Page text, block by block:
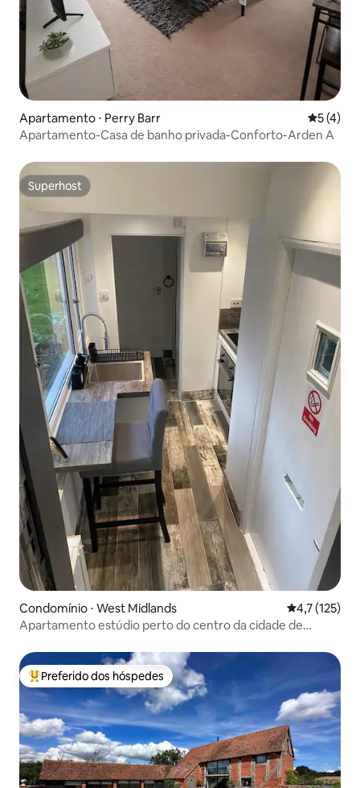
Apartamento ⋅ Perry Barr 5 de
5 (4)
Apartamento-Casa de banho privada-Conforto-Arden A
Superhost
Superhost
Condomínio ⋅ West Midlands 4,7 de uma
4,7 (125)
Apartamento estúdio perto do centro da cidade de
Entre os melhores preferidos dos hóspedes
Preferido dos hóspedes